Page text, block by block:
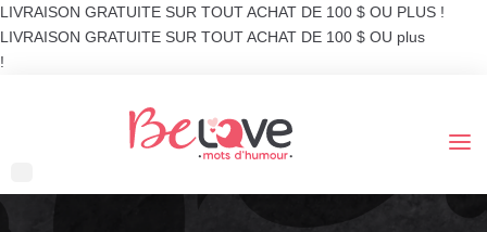
LIVRAISON GRATUITE SUR TOUT ACHAT DE 100 $ OU PLUS !
LIVRAISON GRATUITE SUR TOUT ACHAT DE 100 $ OU plus
!